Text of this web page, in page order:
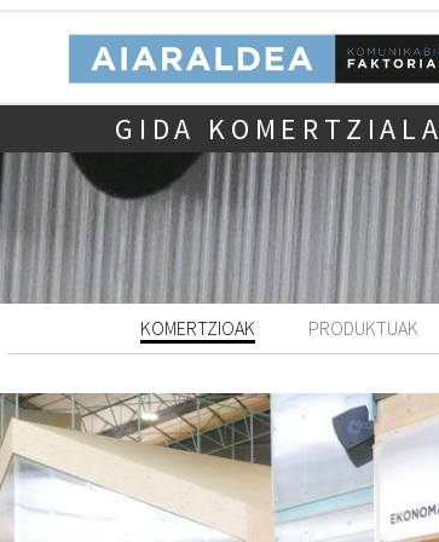
GIDA KOMERTZIALA
KOMERTZIOAK PRODUKTUAK